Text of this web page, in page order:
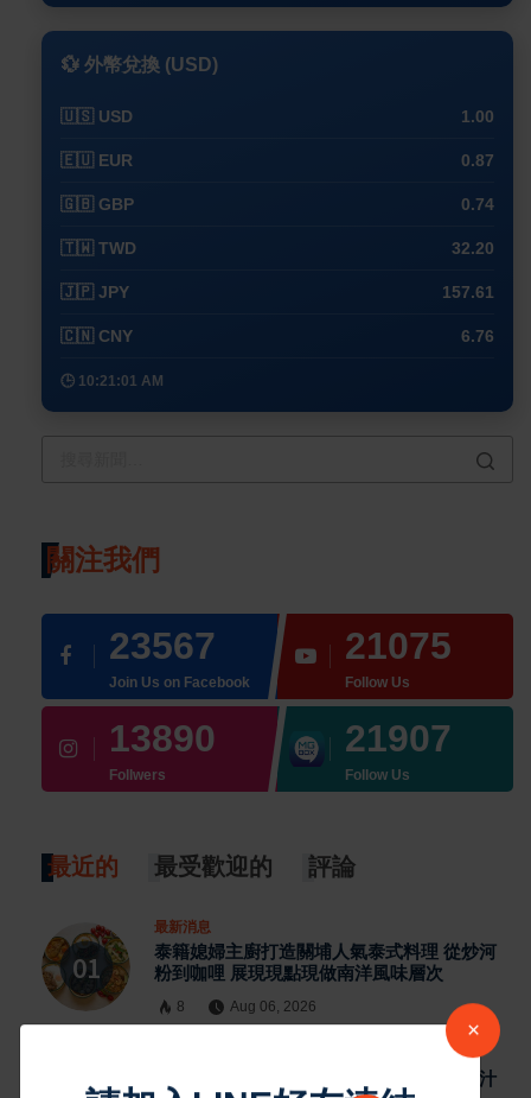
💱 外幣兌換 (USD)
🇺🇸 USD 1.00
🇪🇺 EUR 0.87
🇬🇧 GBP 0.74
🇹🇼 TWD 32.20
🇯🇵 JPY 157.61
🇨🇳 CNY 6.76
🕒 10:21:01 AM
關注我們
23567
Join Us on Facebook
21075
Follow Us
13890
Follwers
21907
Follow Us
最近的 最受歡迎的 評論
最新消息
泰籍媳婦主廚打造關埔人氣泰式料理 從炒河
粉到咖哩 展現現點現做南洋風味層次
8 Aug 06, 2026
雲林宵夜美食 北港人氣炸雞外酥內嫩又爆汁
×